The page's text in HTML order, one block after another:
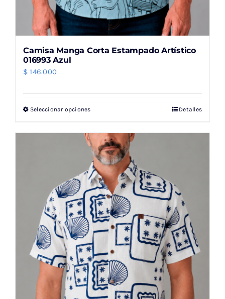
Camisa Manga Corta Estampado Artístico
016993 Azul
$ 146.000
Seleccionar opcionesEste
tiene
múltiples
variantes.
Las
opciones
se
pueden
elegir
en
la
página
de
Detalles